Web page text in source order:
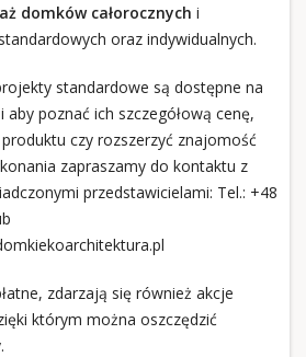
domków całorocznych i
oraz indywidualnych.
standardowe są dostępne na
aby poznać ich szczegółową cenę,
produktu czy rozszerzyć znajomość
zapraszamy do kontaktu z
przedstawicielami: Tel.: +48
zdarzają się również akcje
którym można oszczędzić